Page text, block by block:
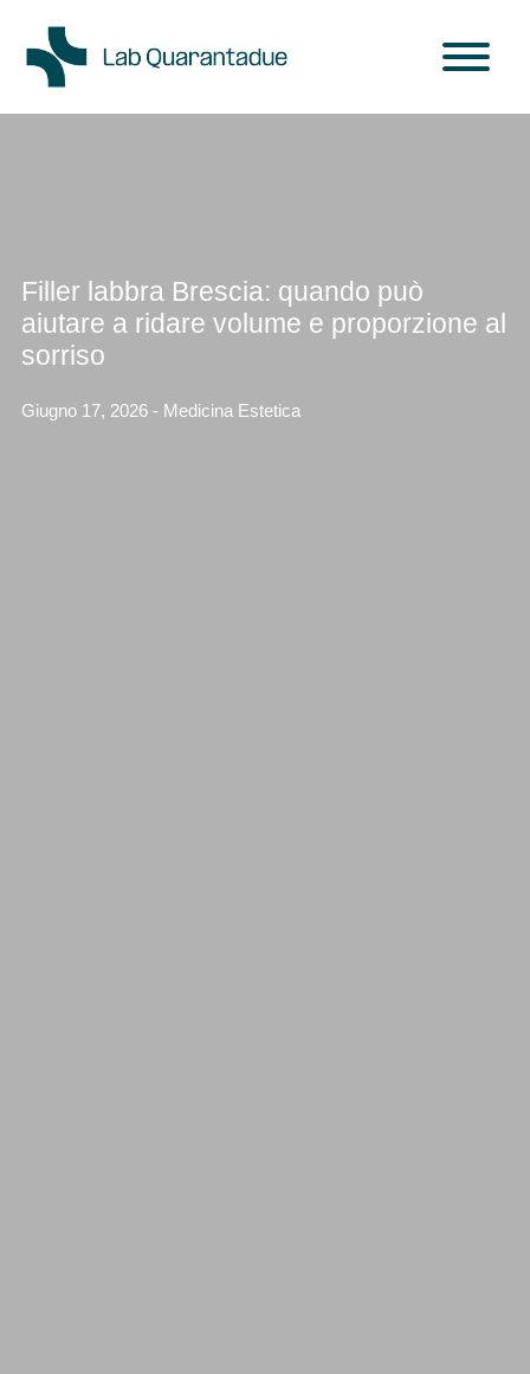
Skip to main content
Filler labbra Brescia: quando può
aiutare a ridare volume e proporzione al
sorriso
Giugno 17, 2026 - Medicina Estetica